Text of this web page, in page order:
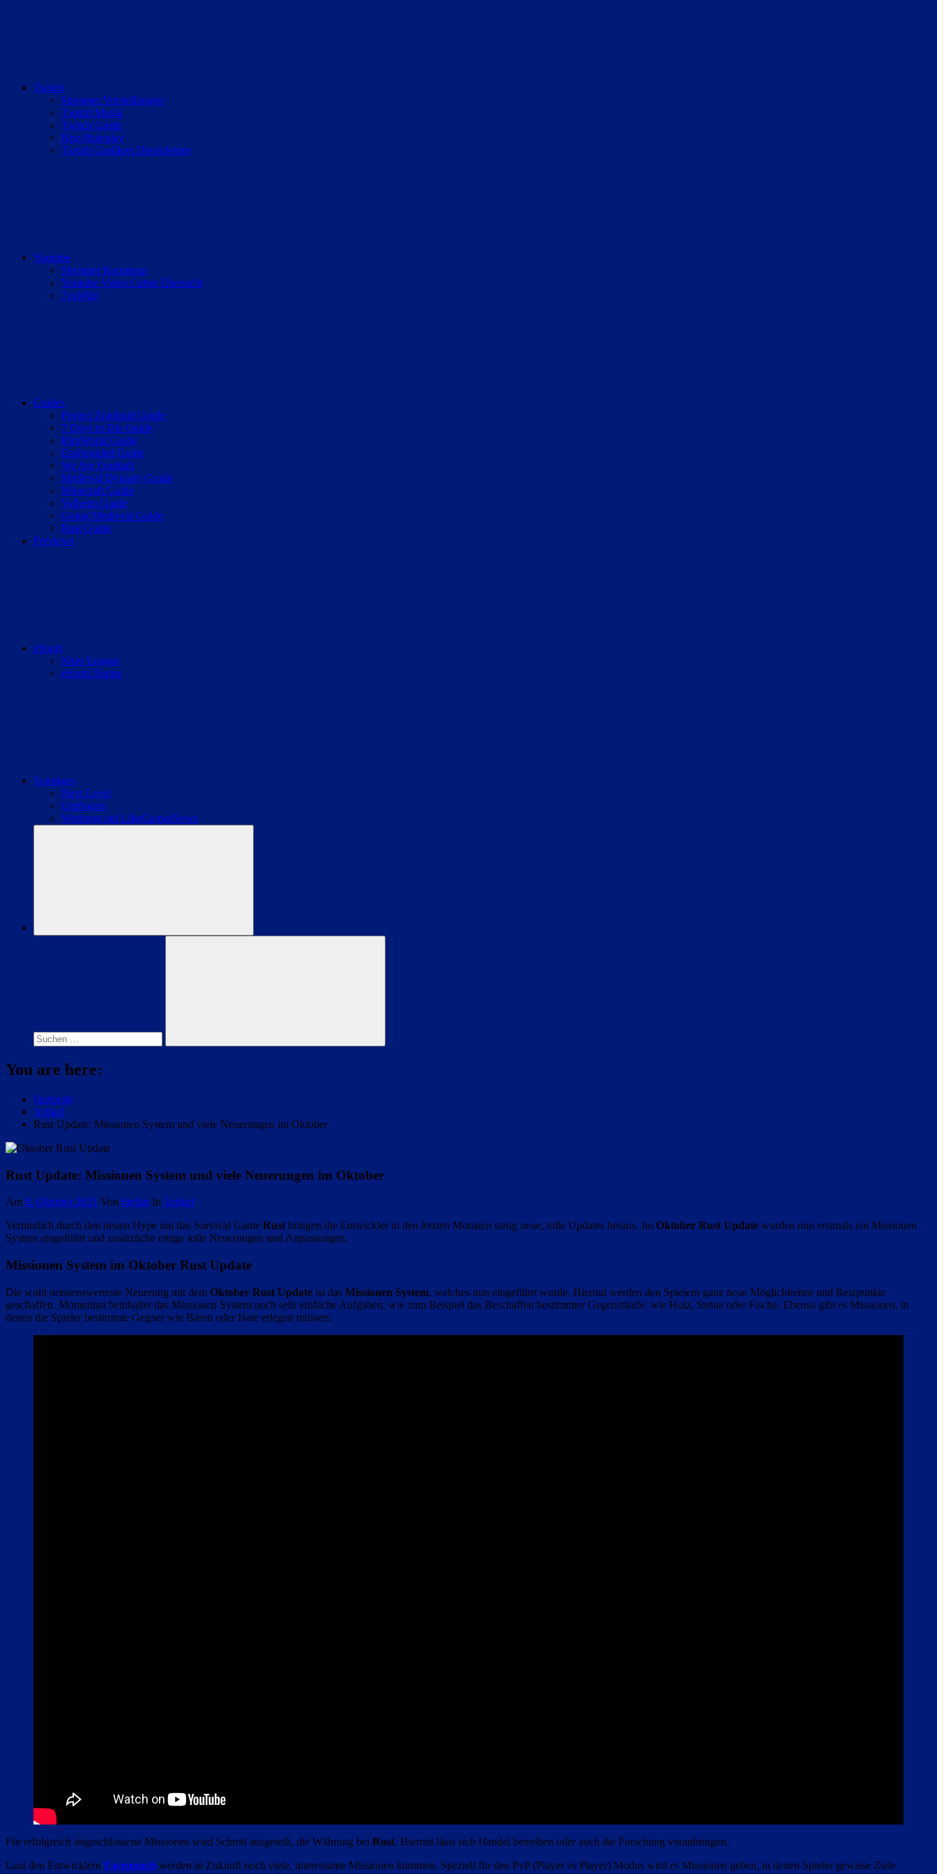
Twitch
Streamer Vorstellungen
Twitch Musik
Twitch Guide
Rise-Roleplay
Twitch Grafiken Dienstleister
Youtube
Streamer Roomtour
Youtube Video Cutter Übersicht
7vsWild
Guides
Project Zomboid Guide
7 Days to Die Guide
RimWorld Guide
Enshrouded Guide
We Are Football
Medieval Dynasty Guide
Minecraft Guide
Valheim Guide
Going Medieval Guide
Rust Guide
Previews
eSport
Nitro League
eSport Teams
Sonstiges
Next Level
Umfragen
Werbung auf LikeGamesNews
Suchen
You are here:
Startseite
Artikel
Rust Update: Missionen System und viele Neuerungen im Oktober
Rust Update: Missionen System und viele Neuerungen im Oktober
Am 9. Oktober 2021 Von Stefan In Artikel
Vermutlich durch den neuen Hype um das Survival Game Rust bringen die Entwickler in den letzten Monaten stetig neue, tolle Updates heraus. Im Oktober Rust Update wurden nun erstmals ein Missionen
System eingeführt und zusätzliche einige tolle Neuerungen und Anpassungen.
Missionen System im Oktober Rust Update
Die wohl nennenswerteste Neuerung mit dem Oktober Rust Update ist das Missionen System, welches nun eingeführt wurde. Hiermit werden den Spielern ganz neue Möglichkeiten und Reizpunkte
geschaffen. Momentan beinhaltet das Missionen System noch sehr einfache Aufgaben, wie zum Beispiel das Beschaffen bestimmter Gegenstände, wie Holz, Steine oder Fische. Ebenso gibt es Missionen, in
denen die Spieler bestimmte Gegner wie Bären oder Haie erlegen müssen.
Für erfolgreich abgeschlossene Missionen wird Schrott ausgeteilt, die Währung bei Rust. Hiermit lässt sich Handel betreiben oder auch die Forschung voranbringen.
Laut den Entwicklern Facepunch werden in Zukunft noch viele, interessante Missionen kommen. Speziell für den PvP (Player vs Player) Modus wird es Missionen geben, in denen Spieler gewisse Ziele